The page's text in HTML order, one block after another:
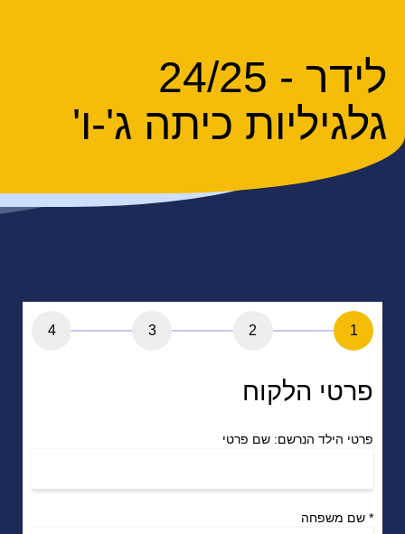
לידר - 24/25
גלגיליות כיתה ג'-ו'
1
2
3
4
פרטי הלקוח
פרטי הילד הנרשם: שם פרטי
* שם משפחה